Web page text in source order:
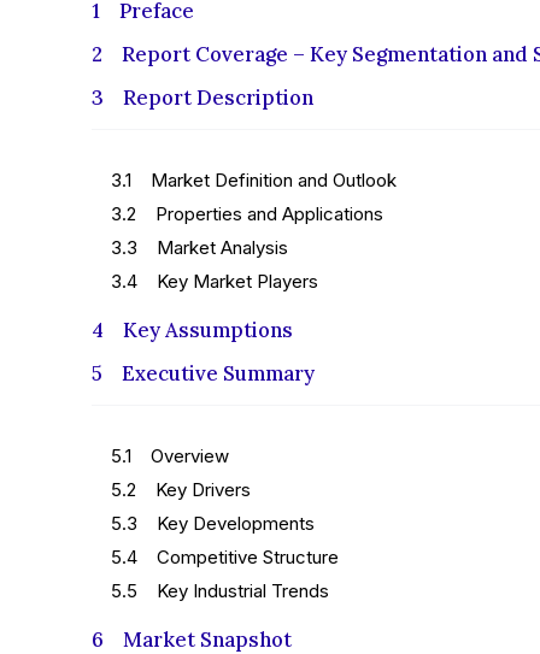
1 Preface
2 Report Coverage – Key Segmentation and
3 Report Description
3.1 Market Definition and Outlook
3.2 Properties and Applications
3.3 Market Analysis
3.4 Key Market Players
4 Key Assumptions
5 Executive Summary
5.1 Overview
5.2 Key Drivers
5.3 Key Developments
5.4 Competitive Structure
5.5 Key Industrial Trends
6 Market Snapshot